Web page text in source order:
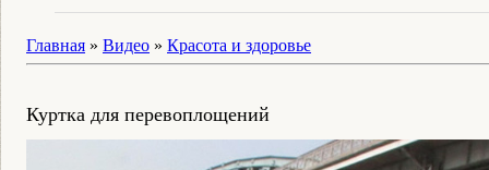
Главная » Видео » Красота и здоровье
Куртка для перевоплощений